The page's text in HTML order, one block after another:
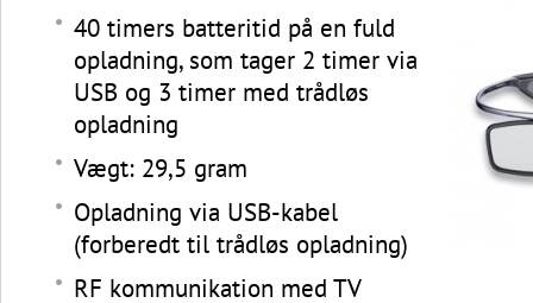
40 timers batteritid på en fuld
opladning, som tager 2 timer via
USB og 3 timer med trådløs
opladning
Vægt: 29,5 gram
Opladning via USB-kabel
(forberedt til trådløs opladning)
RF kommunikation med TV